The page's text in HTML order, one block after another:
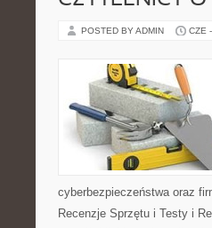
POSTED BY ADMIN CZE
cyberbezpieczeństwa oraz
Recenzje Sprzętu i Testy i